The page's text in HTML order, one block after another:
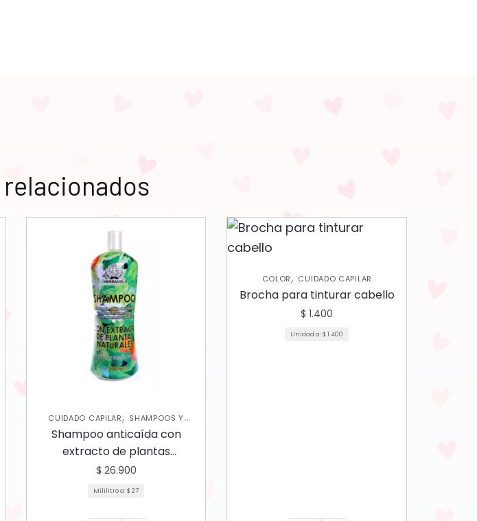
CUIDADO CAPILAR, SHAMPOOS Y
ACONDICIONADORES
Shampoo anticaída con
extracto de plantas
naturales Herbacol
$ 26.900
Mililitro a:$ 27
COLOR, CUIDADO CAPILAR
Brocha para tinturar cabello
$ 1.400
Unidad a:$ 1.400